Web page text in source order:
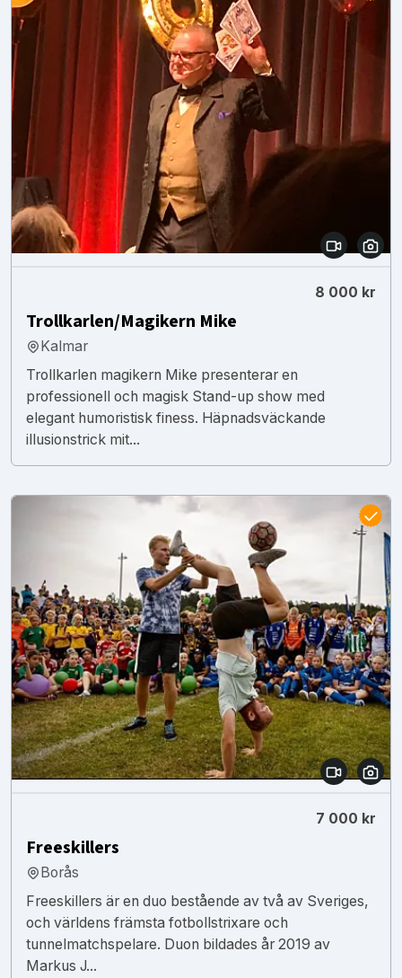
8 000 kr
Trollkarlen/Magikern Mike
Kalmar
Trollkarlen magikern Mike presenterar en
professionell och magisk Stand-up show med
elegant humoristisk finess. Häpnadsväckande
illusionstrick mit...
7 000 kr
Freeskillers
Borås
Freeskillers är en duo bestående av två av Sveriges,
och världens främsta fotbollstrixare och
tunnelmatchspelare. Duon bildades år 2019 av
Markus J...